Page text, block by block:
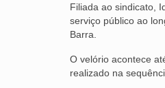
Filiada ao sindicato,
serviço público ao
Barra.
O velório acontece
realizado na